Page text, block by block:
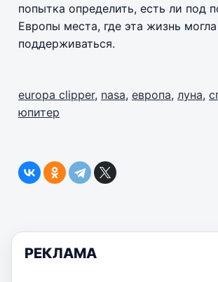
попытка определить, есть ли под
Европы места, где эта жизнь
поддерживаться.
europa clipper, nasa, европа, луна,
юпитер
РЕКЛАМА